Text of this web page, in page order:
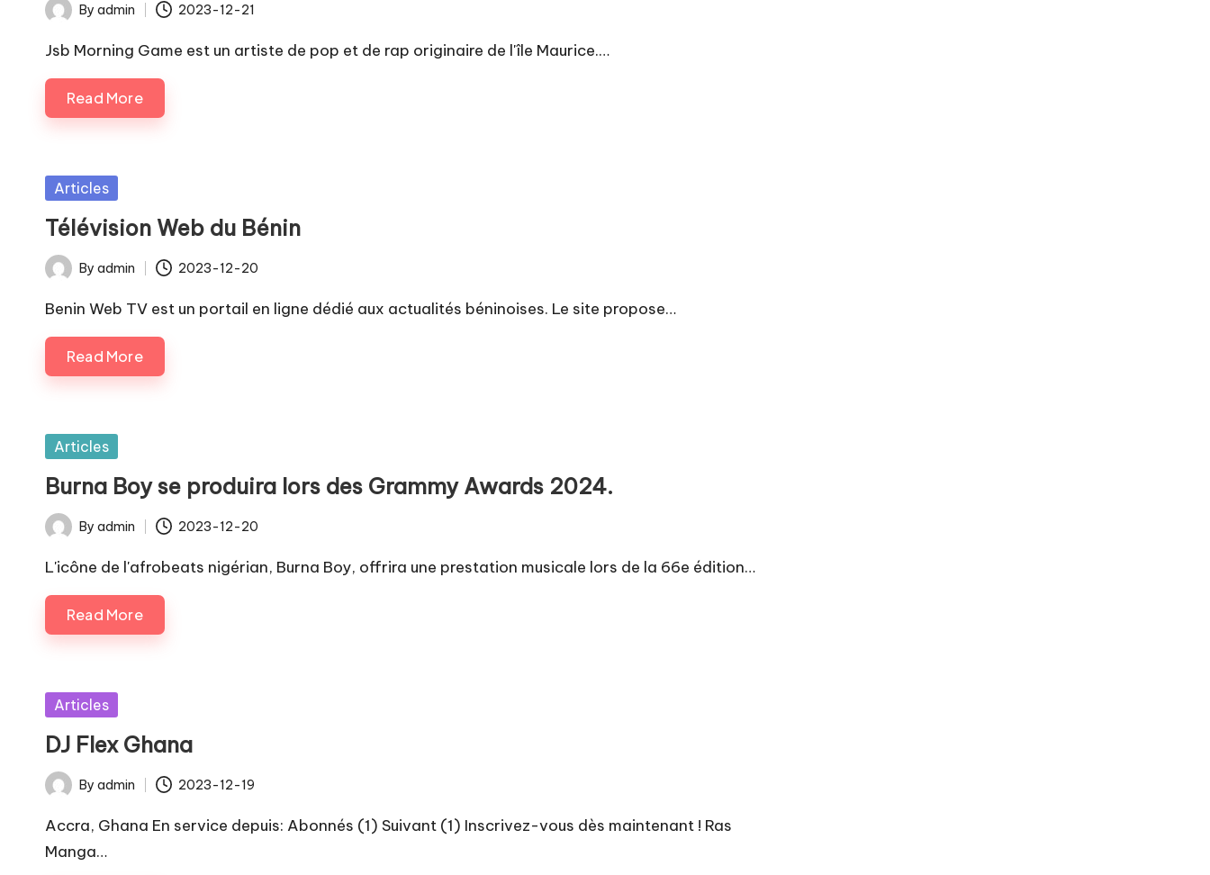
Posted
by
By admin 2023-12-21
Jsb Morning Game est un artiste de pop et de rap originaire de l'île Maurice.…
Read More
Posted
Articles
Télévision Web du Bénin
Posted
by
By admin 2023-12-20
Benin Web TV est un portail en ligne dédié aux actualités béninoises. Le site propose…
Read More
Posted
Articles
Burna Boy se produira lors des Grammy Awards 2024.
Posted
by
By admin 2023-12-20
L'icône de l'afrobeats nigérian, Burna Boy, offrira une prestation musicale lors de la 66e édition…
Read More
Posted
Articles
DJ Flex Ghana
Posted
by
By admin 2023-12-19
Accra, Ghana En service depuis: Abonnés (1) Suivant (1) Inscrivez-vous dès maintenant ! Ras
Manga…